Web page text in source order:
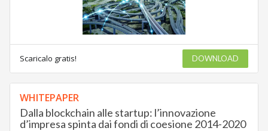
Scaricalo gratis! DOWNLOAD
WHITEPAPER
Dalla blockchain alle startup: l’innovazione
d’impresa spinta dai fondi di coesione 2014-2020